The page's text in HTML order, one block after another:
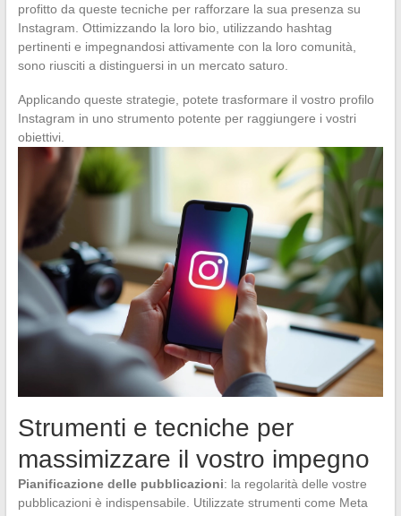
profitto da queste tecniche per rafforzare la sua presenza su
Instagram. Ottimizzando la loro bio, utilizzando hashtag
pertinenti e impegnandosi attivamente con la loro comunità,
sono riusciti a distinguersi in un mercato saturo.
Applicando queste strategie, potete trasformare il vostro profilo
Instagram in uno strumento potente per raggiungere i vostri
obiettivi.
Strumenti e tecniche per
massimizzare il vostro impegno
Pianificazione delle pubblicazioni: la regolarità delle vostre
pubblicazioni è indispensabile. Utilizzate strumenti come Meta